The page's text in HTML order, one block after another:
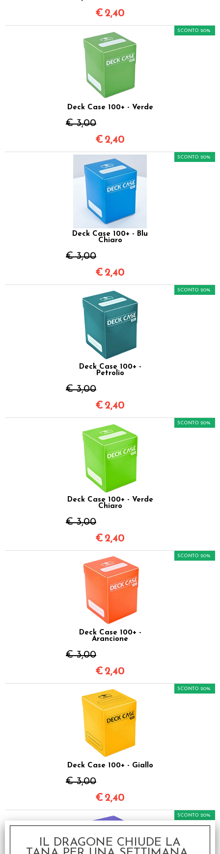
€ 2,40
Deck Case 100+ - Verde
€ 3,00
SCONTO 20%
€ 2,40
Deck Case 100+ - Blu
Chiaro
€ 3,00
SCONTO 20%
€ 2,40
Deck Case 100+ -
Petrolio
€ 3,00
SCONTO 20%
€ 2,40
Deck Case 100+ - Verde
Chiaro
€ 3,00
SCONTO 20%
€ 2,40
Deck Case 100+ -
Arancione
€ 3,00
SCONTO 20%
€ 2,40
Deck Case 100+ - Giallo
€ 3,00
SCONTO 20%
€ 2,40
SCONTO 20%
IL DRAGONE CHIUDE LA